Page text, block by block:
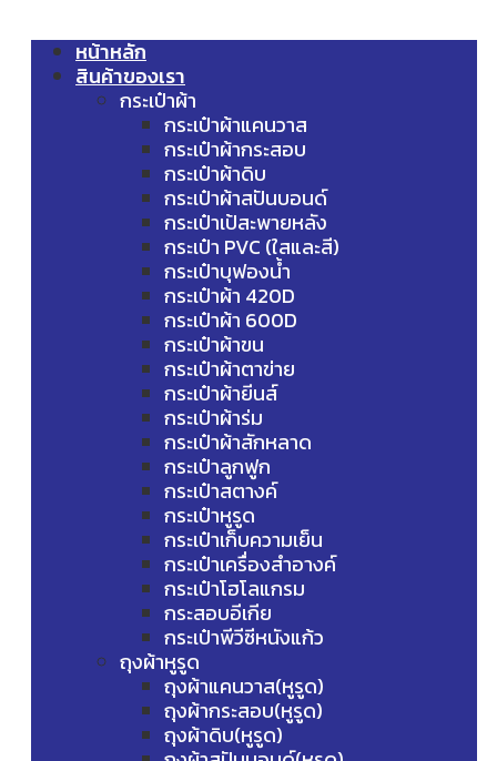
หน้าหลัก
สินค้าของเรา
กระเป๋าผ้า
กระเป๋าผ้าแคนวาส
กระเป๋าผ้ากระสอบ
กระเป๋าผ้าดิบ
กระเป๋าผ้าสปันบอนด์
กระเป๋าเป้สะพายหลัง
กระเป๋า PVC (ใสและสี)
กระเป๋าบุฟองน้ำ
กระเป๋าผ้า 420D
กระเป๋าผ้า 600D
กระเป๋าผ้าขน
กระเป๋าผ้าตาข่าย
กระเป๋าผ้ายีนส์
กระเป๋าผ้าร่ม
กระเป๋าผ้าสักหลาด
กระเป๋าลูกฟูก
กระเป๋าสตางค์
กระเป๋าหูรูด
กระเป๋าเก็บความเย็น
กระเป๋าเครื่องสำอางค์
กระเป๋าโฮโลแกรม
กระสอบอีเกีย
กระเป๋าพีวีซีหนังแก้ว
ถุงผ้าหูรูด
ถุงผ้าแคนวาส(หูรูด)
ถุงผ้ากระสอบ(หูรูด)
ถุงผ้าดิบ(หูรูด)